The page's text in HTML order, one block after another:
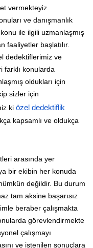
vermekteyiz.
ve danışmanlık
ile ilgili uzmanlaşmış
faaliyetler başlatılır.
dedektiflerimiz ve
farklı konularda
oldukları için
sizler için
ki özel dedektiflik
kapsamlı ve oldukça
arasında yer
bir ekibin her konuda
değildir. Bu durum
tam aksine başarısız
beraber çalışmakta
görevlendirmekte
çalışmayı
ve istenilen sonuçlara